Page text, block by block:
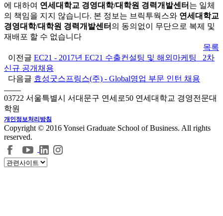
에 대하여 연세대학교 경영대학/대학원 경력개발센터 는 일체
의 책임을 지지 않습니다. 본 정보는 브릭투웍스와 연세대학교
경영대학/대학원 경력개발센터 의 동의없이 무단으로 복제 및
재배포 할 수 없습니다
목록
이전글 EC21 - 2017년 EC21 수출컨설팅 및 해외마케팅_ 2차
신규 공개채용
다음글 효성굿스프링스(주) - Global영업 부문 인턴 채용
03722 서울특별시 서대문구 연세로50 연세대학교 경영전문대
학원
개인정보처리방침
Copyright © 2016 Yonsei Graduate School of Business. All rights
reserved.